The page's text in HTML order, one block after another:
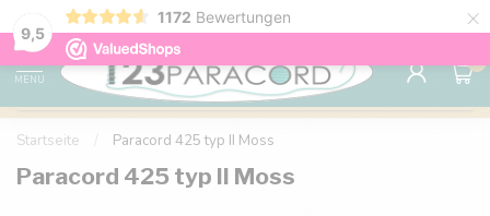
9,5
1172 Bewertungen ×
Kostenlose Lieferung nach Hause ab 150 €
MENU
0
Startseite Paracord 425 typ II Moss
Paracord 425 typ II Moss